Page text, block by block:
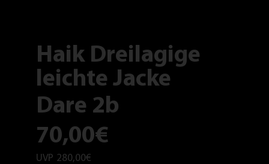
Haik Dreilagige
leichte Jacke
Dare 2b
70,00€
UVP 280,00€